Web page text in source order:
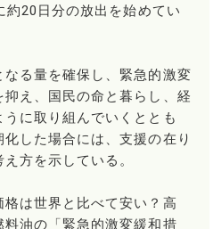
約20日分の放出を始めてい
る量を確保し、緊急的激変
え、国民の命と暮らし、経
に取り組んでいくととも
した場合には、支援の在り
方を示している。
格は世界と比べて安い？高
油の「緊急的激変緩和措